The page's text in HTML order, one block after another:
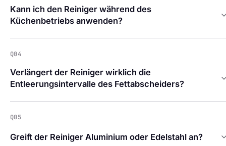
Kann ich den Reiniger während des
Küchenbetriebs anwenden?
Q04
Verlängert der Reiniger wirklich die
Entleerungsintervalle des Fettabscheiders?
Q05
Greift der Reiniger Aluminium oder Edelstahl an?